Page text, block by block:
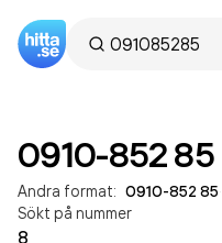
0910-852 85
Andra format: 0910-852 85
Sökt på nummer
8